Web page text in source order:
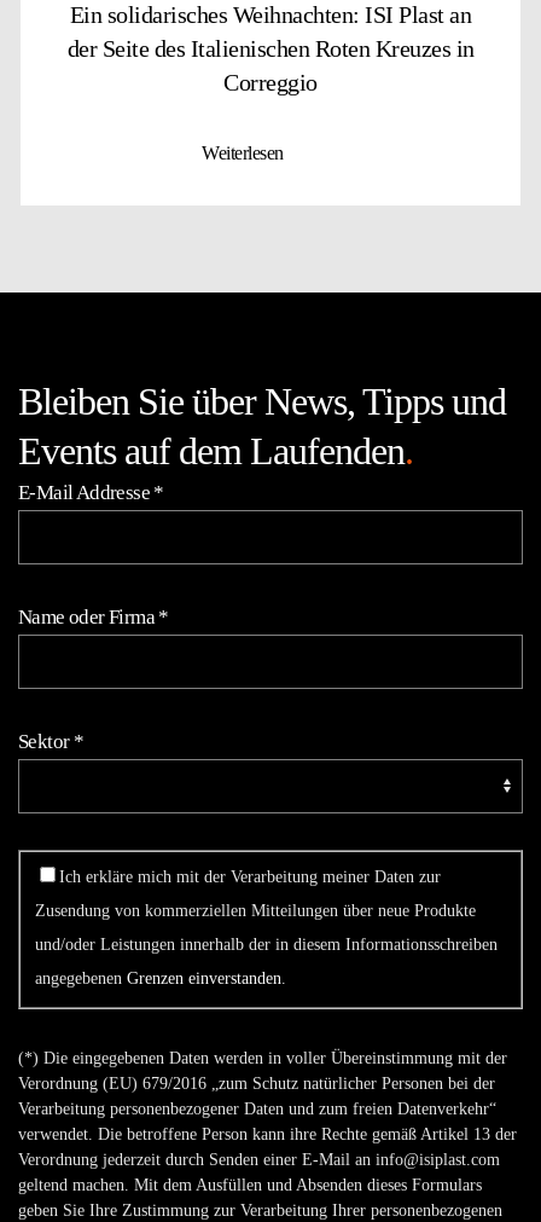
Ein solidarisches Weihnachten: ISI Plast an
der Seite des Italienischen Roten Kreuzes in
Correggio
Weiterlesen
Bleiben Sie über News, Tipps und
Events auf dem Laufenden.
E-Mail Addresse *
Name oder Firma*
Sektor *
Ich erkläre mich mit der Verarbeitung meiner Daten zur
Zusendung von kommerziellen Mitteilungen über neue Produkte
und/oder Leistungen innerhalb der in diesem Informationsschreiben
angegebenenGrenzen einverstanden
(*) Die eingegebenen Daten werden in voller Übereinstimmung mit der
Verordnung (EU) 679/2016 „zum Schutz natürlicher Personen bei der
Verarbeitung personenbezogener Daten und zum freien Datenverkehr“
verwendet. Die betroffene Person kann ihre Rechte gemäß Artikel 13 der
Verordnung jederzeit durch Senden einer E-Mail an info@isiplast.com
geltend machen. Mit dem Ausfüllen und Absenden dieses Formulars
geben Sie Ihre Zustimmung zur Verarbeitung Ihrer personenbezogenen